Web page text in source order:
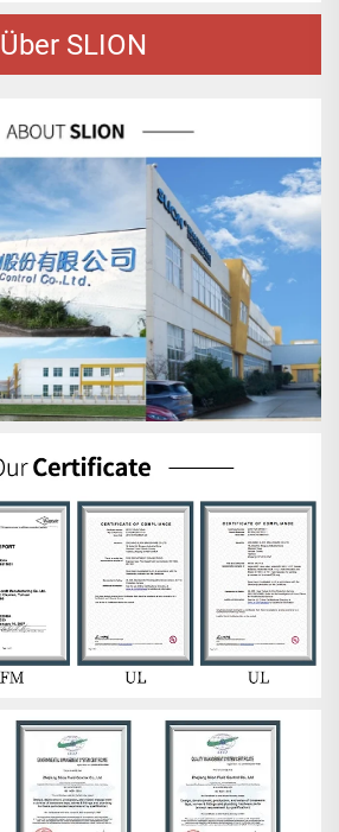
Über SLION